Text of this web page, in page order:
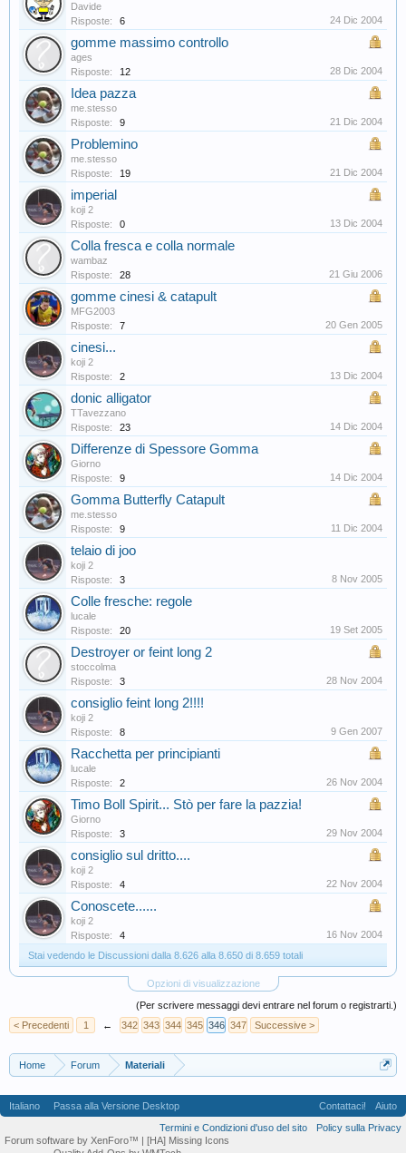
Davide
Risposte:
6 24 Dic 2004
gomme massimo controllo
ages
Risposte:
12 28 Dic 2004
Idea pazza
me.stesso
Risposte:
9 21 Dic 2004
Problemino
me.stesso
Risposte:
19 21 Dic 2004
imperial
koji 2
Risposte:
0 13 Dic 2004
Colla fresca e colla normale
wambaz
Risposte:
28 21 Giu 2006
gomme cinesi & catapult
MFG2003
Risposte:
7 20 Gen 2005
cinesi...
koji 2
Risposte:
2 13 Dic 2004
donic alligator
TTavezzano
Risposte:
23 14 Dic 2004
Differenze di Spessore Gomma
Giorno
Risposte:
9 14 Dic 2004
Gomma Butterfly Catapult
me.stesso
Risposte:
9 11 Dic 2004
telaio di joo
koji 2
Risposte:
3 8 Nov 2005
Colle fresche: regole
lucale
Risposte:
20 19 Set 2005
Destroyer or feint long 2
stoccolma
Risposte:
3 28 Nov 2004
consiglio feint long 2!!!!
koji 2
Risposte:
8 9 Gen 2007
Racchetta per principianti
lucale
Risposte:
2 26 Nov 2004
Timo Boll Spirit... Stò per fare la pazzia!
Giorno
Risposte:
3 29 Nov 2004
consiglio sul dritto....
koji 2
Risposte:
4 22 Nov 2004
Conoscete......
koji 2
Risposte:
4
16 Nov 2004
Stai vedendo le Discussioni dalla 8.626 alla 8.650 di 8.659 totali
Opzioni di visualizzazione
(Per scrivere messaggi devi entrare nel forum o registrarti.)
< Precedenti
1 ← 342 343 344 345 346 347 Successive >
Home Forum Materiali
Italiano Passa alla Versione Desktop Contattaci!
Aiuto
Termini e Condizioni d'uso del sito
Policy sulla Privacy
Forum software by XenForo™ | [HA] Missing Icons